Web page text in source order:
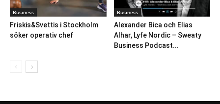
Business
Friskis&Svettis i Stockholm
söker operativ chef
Business
Alexander Bica och Elias
Alhar, Lyfe Nordic – Sweaty
Business Podcast...